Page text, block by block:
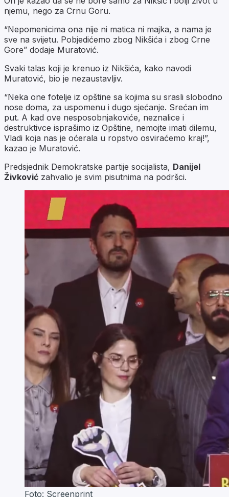
njemu, nego za Crnu Goru.
“Nepomenicima ona nije ni matica ni majka, a nama je
sve na svijetu. Pobjedićemo zbog Nikšića i zbog Crne
Gore” dodaje Muratović.
Svaki talas koji je krenuo iz Nikšića, kako navodi
Muratović, bio je nezaustavljiv.
“Neka one fotelje iz opštine sa kojima su srasli slobodno
nose doma, za uspomenu i dugo sjećanje. Srećan im
put. A kad ove nesposobnjakoviće, neznalice i
destruktivce isprašimo iz Opštine, nemojte imati dilemu,
Vladi koja nas je oćerala u ropstvo osviraćemo kraj!”,
kazao je Muratović.
Predsjednik Demokratske partije socijalista, Danijel
Živković zahvalio je svim pisutnima na podršci.
Foto: Screenprint